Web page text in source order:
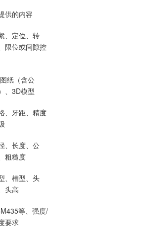
供的内容
、定位、转
限位或间隙控
纸（含公
、3D模型
、牙距、精度
、长度、公
粗糙度
、槽型、头
头高
等、强度/
要求